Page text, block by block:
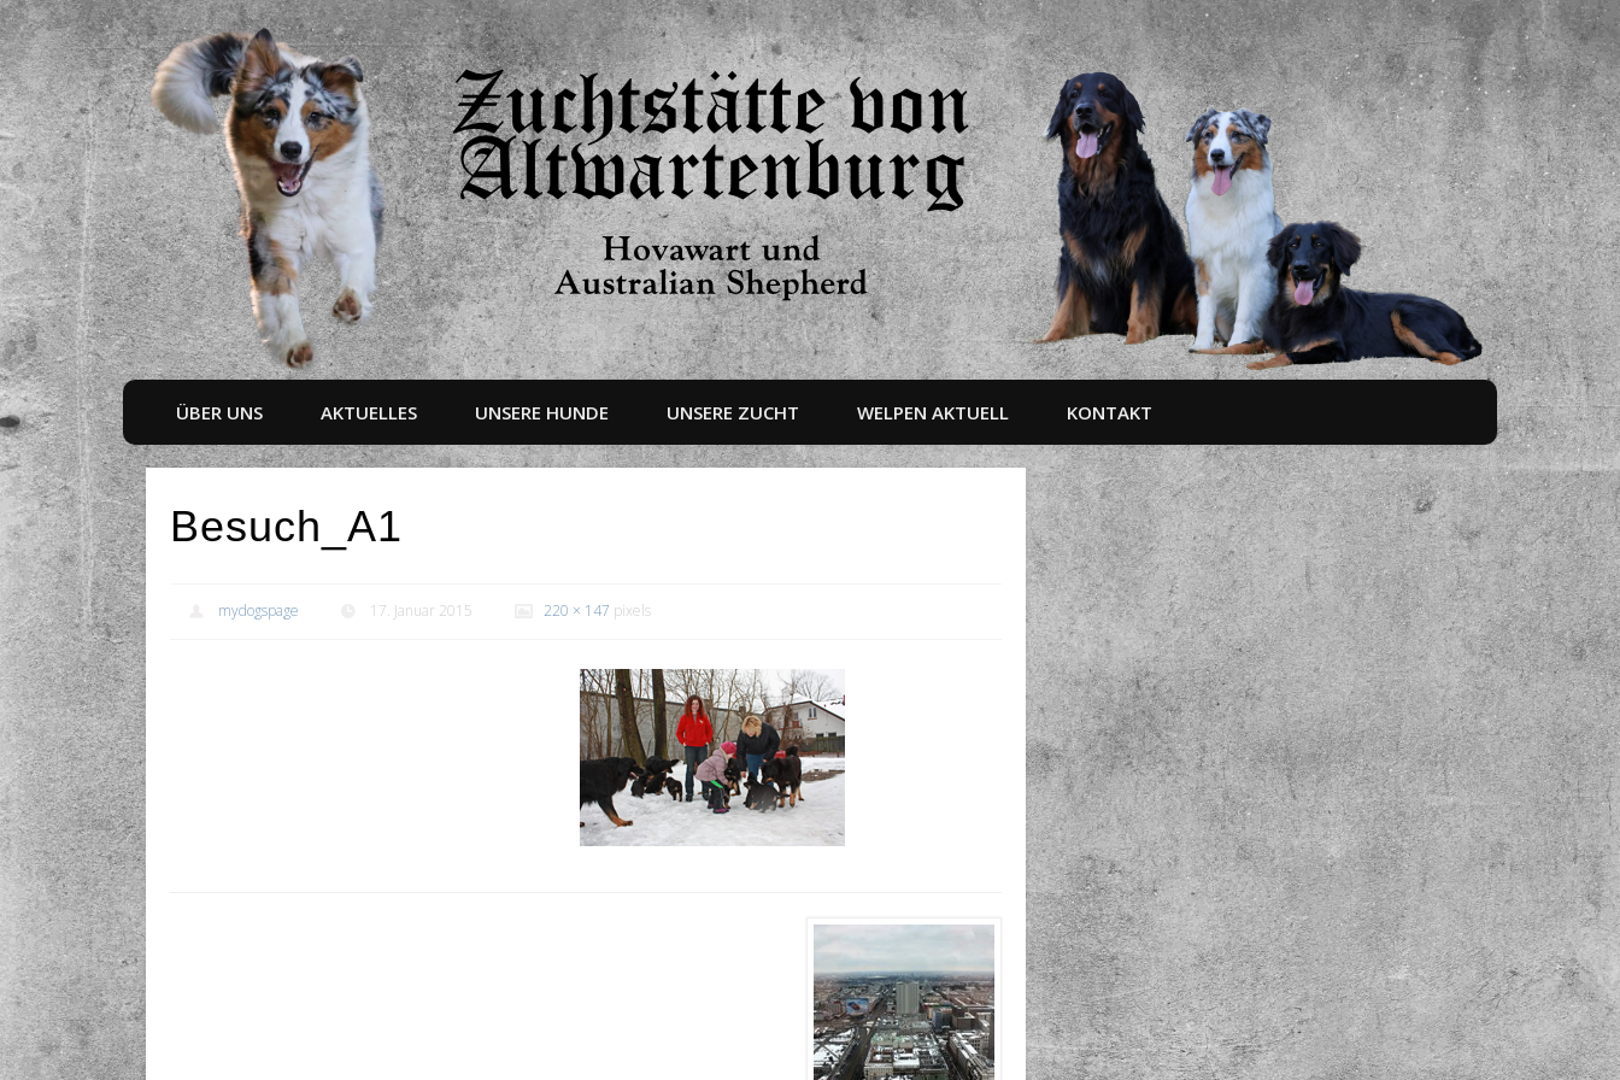
ÜBER UNS AKTUELLES UNSERE HUNDE UNSERE ZUCHT WELPEN AKTUELL KONTAKT
Besuch_A1
mydogspage 17. Januar 2015 220 × 147 pixels